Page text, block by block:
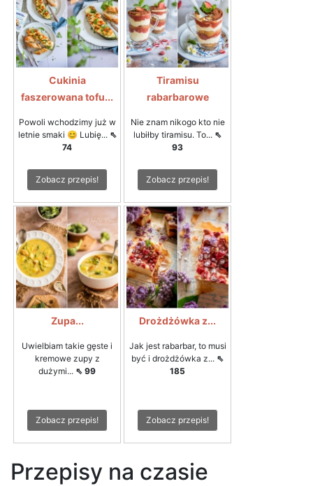
Cukinia
faszerowana tofu...
Powoli wchodzimy już w
letnie smaki 😊 Lubię... ⇖
74
Zobacz przepis!
Tiramisu
rabarbarowe
Nie znam nikogo kto nie
lubiłby tiramisu. To... ⇖
93
Zobacz przepis!
Zupa...
Uwielbiam takie gęste i
kremowe zupy z
dużymi... ⇖ 99
Zobacz przepis!
Drożdżówka z...
Jak jest rabarbar, to musi
być i drożdżówka z... ⇖
185
Zobacz przepis!
Przepisy na czasie